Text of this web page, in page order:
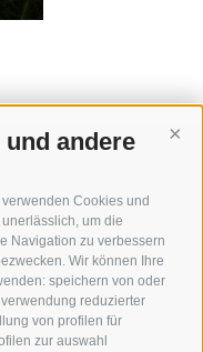
andere
verwenden Cookies und
um die
Navigation zu verbessern
Wir können Ihre
speichern von oder
reduzierter
von profilen für
zur auswahl